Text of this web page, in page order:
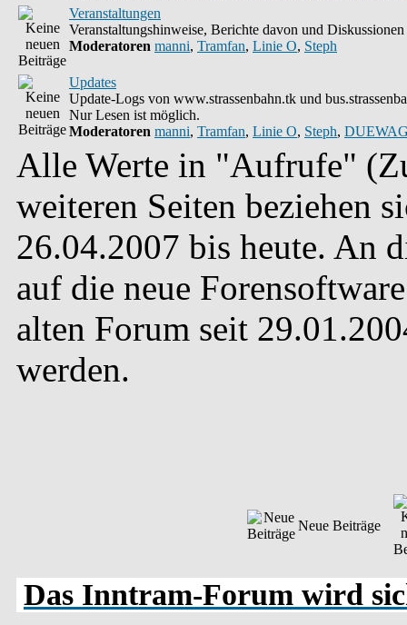
Veranstaltungen
Veranstaltungshinweise, Berichte davon und Diskussionen
Moderatoren manni, Tramfan, Linie O, Steph
Updates
Update-Logs von www.strassenbahn.tk und
Nur Lesen ist möglich.
Moderatoren manni, Tramfan, Linie O, Steph,
Alle Werte in "Aufrufe"
weiteren Seiten beziehen
26.04.2007 bis heute. An
auf die neue
alten Forum seit
werden.
Neue Beiträge
Das Inntram-Forum wird